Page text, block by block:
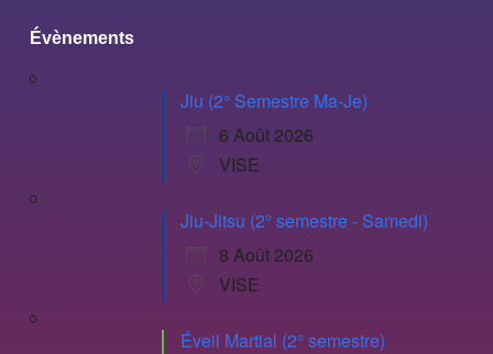
Évènements
Jiu (2° Semestre Ma-Je)
6 Août 2026
VISE
Jiu-Jitsu (2° semestre - Samedi)
8 Août 2026
VISE
Éveil Martial (2° semestre)